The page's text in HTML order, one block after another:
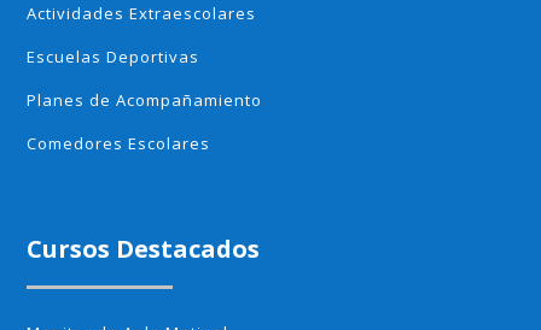
Actividades Extraescolares
Escuelas Deportivas
Planes de Acompañamiento
Comedores Escolares
Cursos Destacados